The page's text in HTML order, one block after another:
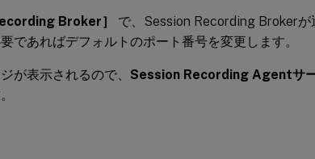
Broker］
で、Session Recording Broker
であればデフォルトのポート番号を変更します。
が表示されるので、 Session Recording Agentサ